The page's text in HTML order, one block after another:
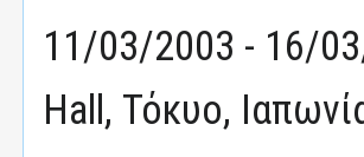
11/03/2003 - 16/
Hall, Τόκυο,